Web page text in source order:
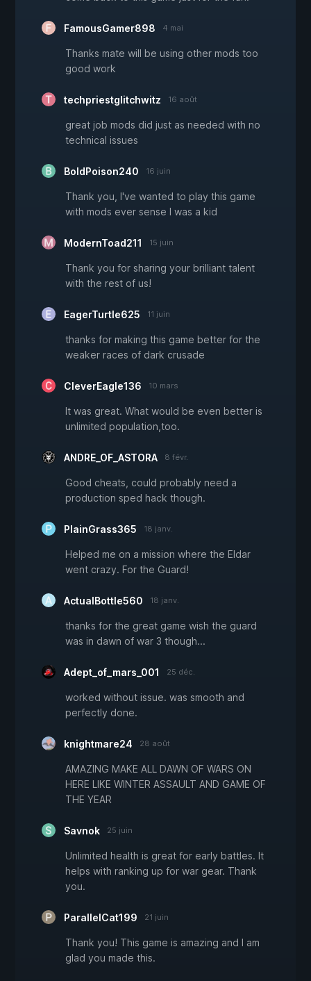
FamousGamer898 4 mai
Thanks mate will be using other mods too
good work
techpriestglitchwitz 16 août
great job mods did just as needed with no
technical issues
BoldPoison240 16 juin
Thank you, I've wanted to play this game
with mods ever sense I was a kid
ModernToad211 15 juin
Thank you for sharing your brilliant talent
with the rest of us!
EagerTurtle625 11 juin
thanks for making this game better for the
weaker races of dark crusade
CleverEagle136 10 mars
It was great. What would be even better is
unlimited population,too.
ANDRE_OF_ASTORA 8 févr.
Good cheats, could probably need a
production sped hack though.
PlainGrass365 18 janv.
Helped me on a mission where the Eldar
went crazy. For the Guard!
ActualBottle560 18 janv.
thanks for the great game wish the guard
was in dawn of war 3 though...
Adept_of_mars_001 25 déc.
worked without issue. was smooth and
perfectly done.
knightmare24 28 août
AMAZING MAKE ALL DAWN OF WARS ON
HERE LIKE WINTER ASSAULT AND GAME OF
THE YEAR
Savnok 25 juin
Unlimited health is great for early battles. It
helps with ranking up for war gear. Thank
you.
ParallelCat199 21 juin
Thank you! This game is amazing and I am
glad you made this.